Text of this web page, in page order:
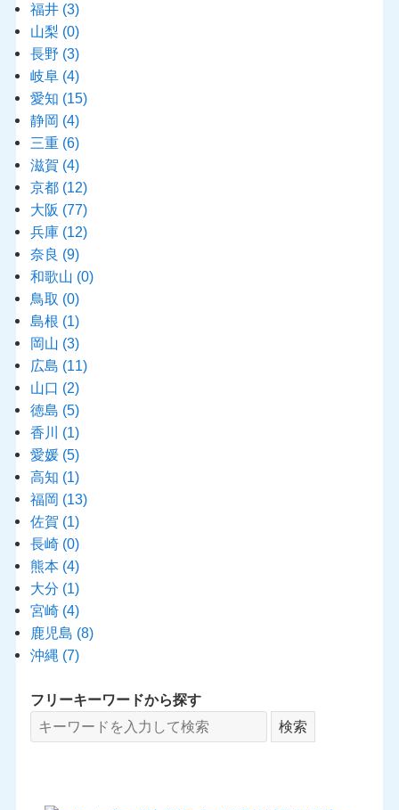
福井 (3)
山梨 (0)
長野 (3)
岐阜 (4)
愛知 (15)
静岡 (4)
三重 (6)
滋賀 (4)
京都 (12)
大阪 (77)
兵庫 (12)
奈良 (9)
和歌山 (0)
鳥取 (0)
島根 (1)
岡山 (3)
広島 (11)
山口 (2)
徳島 (5)
香川 (1)
愛媛 (5)
高知 (1)
福岡 (13)
佐賀 (1)
長崎 (0)
熊本 (4)
大分 (1)
宮崎 (4)
鹿児島 (8)
沖縄 (7)
フリーキーワードから探す